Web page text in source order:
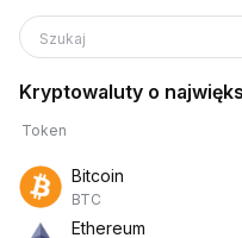
Szukaj
Kryptowaluty o
Token
Bitcoin
BTC
Ethereum